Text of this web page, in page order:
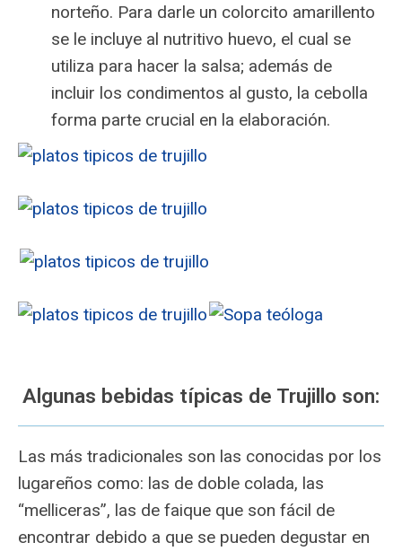
norteño. Para darle un colorcito amarillento
se le incluye al nutritivo huevo, el cual se
utiliza para hacer la salsa; además de
incluir los condimentos al gusto, la cebolla
forma parte crucial en la elaboración.
Algunas bebidas típicas de Trujillo son:
Las más tradicionales son las conocidas por los
lugareños como: las de doble colada, las
“melliceras”, las de faique que son fácil de
encontrar debido a que se pueden degustar en